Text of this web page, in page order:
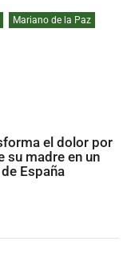
Mariano de la Paz
el dolor por
su madre en un
España